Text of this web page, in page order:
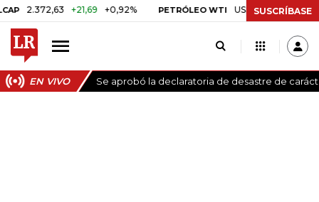
2.372,63 +21,69 +0,92% PETRÓLEO WTI US$ 78,18 US$ 0,17
SUSCRÍBASE
EN VIVO Se aprobó la declaratoria de desastre de